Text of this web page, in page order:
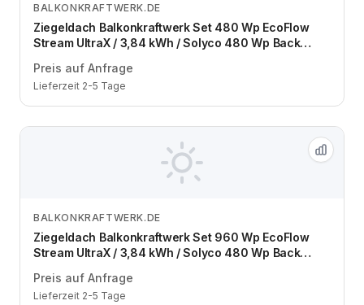
Zum Angebot
BALKONKRAFTWERK.DE
Ziegeldach Balkonkraftwerk Set 480 Wp EcoFlow
Stream UltraX / 3,84 kWh / Solyco 480 Wp Back
Preis auf Anfrage
Lieferzeit 2-5 Tage
Zum Angebot
BALKONKRAFTWERK.DE
Ziegeldach Balkonkraftwerk Set 960 Wp EcoFlow
Stream UltraX / 3,84 kWh / Solyco 480 Wp Back
Preis auf Anfrage
Lieferzeit 2-5 Tage